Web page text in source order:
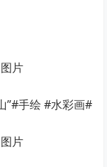
”#手绘 #水彩画#